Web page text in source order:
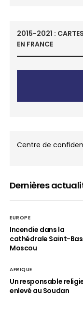
2015-2021 :
EN FRANCE
Centre de
Dernières
EUROPE
Incendie dans la
cathédrale Saint-
Moscou
AFRIQUE
Un responsable
enlevé au Soudan